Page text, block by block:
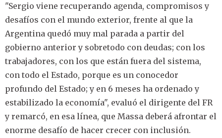
"Sergio viene recuperando agenda, compromisos y
desafíos con el mundo exterior, frente al que la
Argentina quedó muy mal parada a partir del
gobierno anterior y sobretodo con deudas; con los
trabajadores, con los que están fuera del sistema,
con todo el Estado, porque es un conocedor
profundo del Estado; y en 6 meses ha ordenado y
estabilizado la economía", evaluó el dirigente del FR
y remarcó, en esa línea, que Massa deberá afrontar el
enorme desafío de hacer crecer con inclusión.